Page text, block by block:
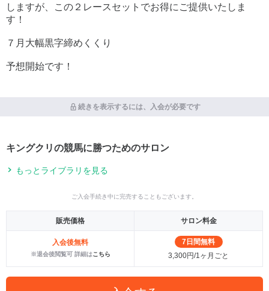
しますが、この２レースセットでお得にご提供いたしま
す！
７月大幅黒字締めくくり
予想開始です！
続きを表示するには、入会が必要です
キングクリの競馬に勝つためのサロン
もっとライブラリを見る
ご入会手続き中に完売することもございます。
販売価格 サロン料金
入会後無料
※退会後閲覧可 詳細はこちら
7日間無料
3,300円/1ヶ月ごと